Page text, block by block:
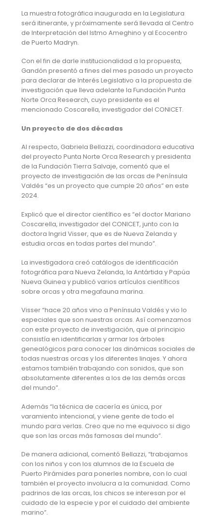
La muestra fotográfica inaugurada en la Legislatura
será itinerante, y próximamente será llevada al Centro
de Interpretación del Istmo Ameghino y al Ecocentro
de Puerto Madryn.
Con el fin de darle institucionalidad a la propuesta,
Gandón presentó a fines del mes pasado un proyecto
para declarar de Interés Legislativo a la propuesta de
investigación que lleva adelante la Fundación Punta
Norte Orca Research, cuyo presidente es el
mencionado Coscarella, investigador del CONICET.
Un proyecto de dos décadas
Al respecto, Gabriela Bellazzi, coordinadora educativa
del proyecto Punta Norte Orca Research y presidenta
de la Fundación Tierra Salvaje, comentó que el
proyecto de investigación de las orcas de Península
Valdés “es un proyecto que cumple 20 años” en este
2024.
Explicó que el director científico es “el doctor Mariano
Coscarella, investigador del CONICET, junto con la
doctora Ingrid Visser, que es de Nueva Zelanda y
estudia orcas en todas partes del mundo”.
La investigadora creó catálogos de identificación
fotográfica para Nueva Zelanda, la Antártida y Papúa
Nueva Guinea y publicó varios artículos científicos
sobre orcas y otra megafauna marina.
Visser “hace 20 años vino a Península Valdés y vio lo
especiales que son nuestras orcas. Así comenzamos
con este proyecto de investigación, que al principio
consistía en identificarlas y armar los árboles
genealógicos para conocer las dinámicas sociales de
todas nuestras orcas y los diferentes linajes. Y ahora
estamos también trabajando con sonidos, que son
absolutamente diferentes a los de las demás orcas
del mundo”.
Además “la técnica de cacería es única, por
varamiento intencional, y viene gente de todo el
mundo para verlas. Creo que no me equivoco si digo
que son las orcas más famosas del mundo”.
De manera adicional, comentó Bellazzi, “trabajamos
con los niños y con los alumnos de la Escuela de
Puerto Pirámides para ponerles nombre, con lo cual
también el proyecto involucra a la comunidad. Como
padrinos de las orcas, los chicos se interesan por el
cuidado de la especie y por el cuidado del ambiente
marino”.